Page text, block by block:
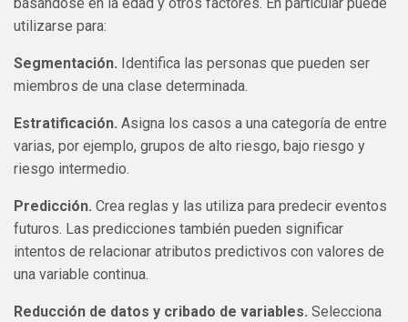
basándose en la edad y otros factores. En particular puede
utilizarse para:
Segmentación. Identifica las personas que pueden ser
miembros de una clase determinada.
Estratificación. Asigna los casos a una categoría de entre
varias, por ejemplo, grupos de alto riesgo, bajo riesgo y
riesgo intermedio.
Predicción. Crea reglas y las utiliza para predecir eventos
futuros. Las predicciones también pueden significar
intentos de relacionar atributos predictivos con valores de
una variable continua.
Reducción de datos y cribado de variables. Selecciona